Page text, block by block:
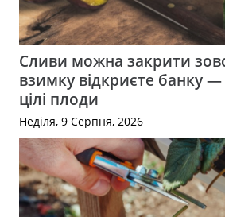
Сливи можна закрити
взимку відкриєте банку
цілі плоди
Неділя, 9 Серпня, 2026